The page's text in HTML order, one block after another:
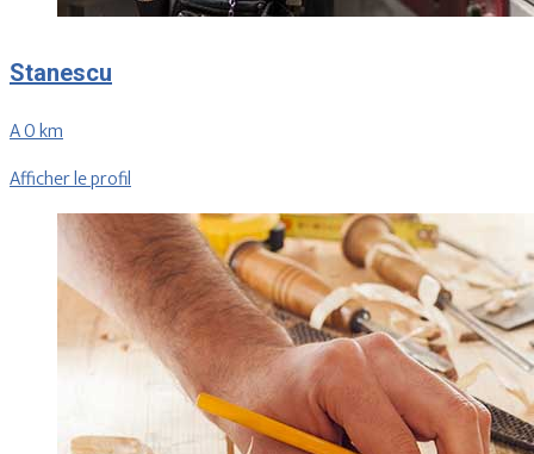
Stanescu
A 0 km
Afficher le profil